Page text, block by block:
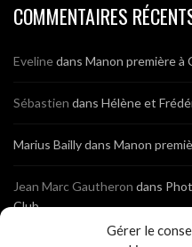
Gérer le
COMMENTAIRES
Evelinedans Manon première à
Sébastien dans Hélène et
Marius Baillydans Manon
Jean Marc Gautheron dans
Club